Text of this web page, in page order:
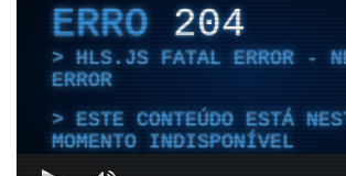
ERRO204
HLS.JS FATAL ERROR -
ERROR
ESTE CONTEÚDO ESTÁ
MOMENTO INDISPONÍVEL